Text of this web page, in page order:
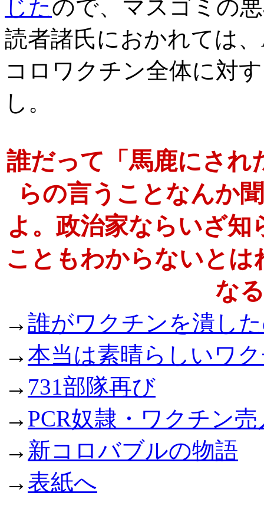
じたので、マスゴミの
読者諸氏におかれては
コロワクチン全体に対
し。
誰だって「馬鹿にされ
らの言うことなんか
よ。政治家ならいざ
こともわからないと
な
→誰がワクチンを潰し
→本当は素晴らしいワ
→ 731部隊再び
→ PCR奴隷・ワクチン
→ 新コロバブルの物語
→ 表紙へ